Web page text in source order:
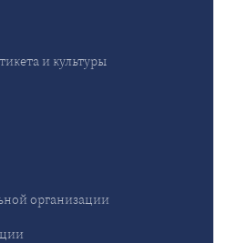
и культуры
организации